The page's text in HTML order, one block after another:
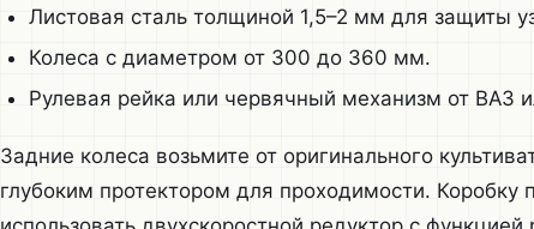
Листовая сталь толщиной 1,5–2 мм для защиты
Колеса с диаметром от 300 до 360 мм.
Рулевая рейка или червячный механизм от ВАЗ
Задние колеса возьмите от оригинального
глубоким протектором для проходимости.